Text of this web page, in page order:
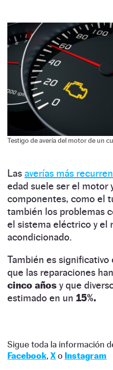
Testigo de avería del motor de un
Las averías más
edad suele ser el motor
componentes, como el
también los problemas
el sistema eléctrico y el
acondicionado.
También es
que las reparaciones
cinco años y que
estimado en un 15%.
Sigue toda la información
Facebook, Xo Instagram